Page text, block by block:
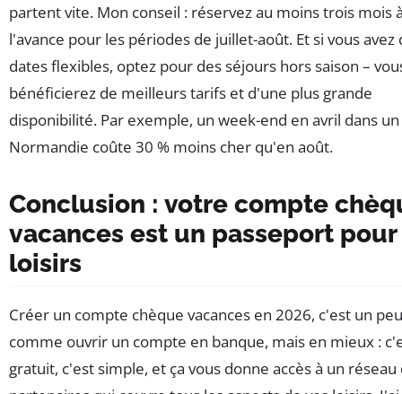
partent vite. Mon conseil : réservez au moins trois mois
l'avance pour les périodes de juillet-août. Et si vous avez
dates flexibles, optez pour des séjours hors saison –
bénéficierez de meilleurs tarifs et d'une plus grande
disponibilité. Par exemple, un week-end en avril dans
Normandie coûte 30 % moins cher qu'en août.
Conclusion : votre compte
vacances est un passeport
loisirs
Créer un compte chèque vacances en 2026, c'est un peu
comme ouvrir un compte en banque, mais en mieux :
gratuit, c'est simple, et ça vous donne accès à un réseau